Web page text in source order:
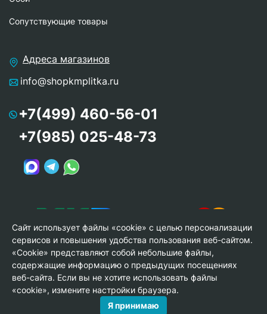
Сопутствующие товары
Адреса магазинов
info@shopkmplitka.ru
+7(499) 460-56-01
+7(985) 025-48-73
© Copyright 2013-2026 KERAMA MARAZZI, ООО «Гамма
Керамика»
Сайт использует файлы «cookie» с целью персонализации
сервисов и повышения удобства пользования веб-сайтом.
«Cookie» представляют собой небольшие файлы,
содержащие информацию о предыдущих посещениях
веб-сайта. Если вы не хотите использовать файлы
«cookie», измените настройки браузера.
Я принимаю